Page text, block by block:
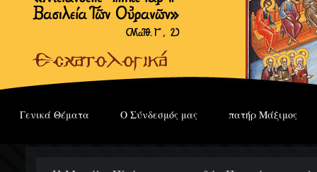
Γενικά Θέματα Ο Σύνδεσμός μας πατήρ Μάξιμος